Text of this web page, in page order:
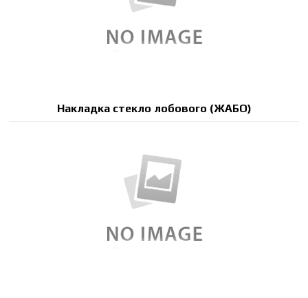
Накладка стекло лобового (ЖАБО)